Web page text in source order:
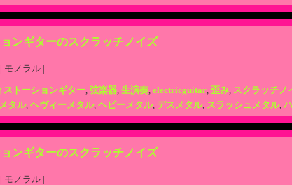
ンギターのスクラッチノイズ
モノラル |
ストーションギター, 弦楽器, 生演奏, electricguitar, 歪み, スクラッチノ
メタル, ヘヴィーメタル, ヘビーメタル, デスメタル, スラッシュメタル,
ンギターのスクラッチノイズ
モノラル |